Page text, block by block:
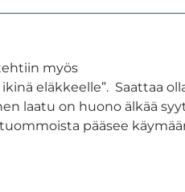
myös
eläkkeelle”. Saattaa
laatu on huono älkää
pääsee